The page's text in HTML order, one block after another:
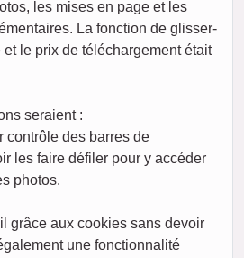
les mises en page et les
La fonction de glisser-
le prix de téléchargement était
seraient :
contrôle des barres de
les faire défiler pour y accéder
photos.
grâce aux cookies sans devoir
une fonctionnalité